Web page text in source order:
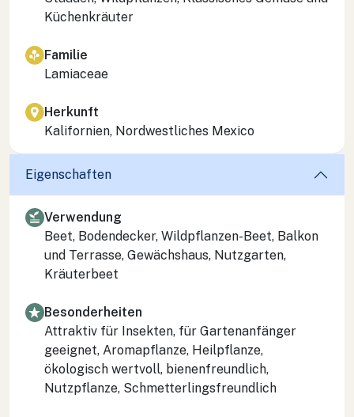
Küchenkräuter
Familie
Lamiaceae
Herkunft
Kalifornien, Nordwestliches Mexico
Eigenschaften
Verwendung
Beet, Bodendecker, Wildpflanzen-Beet, Balkon
und Terrasse, Gewächshaus, Nutzgarten,
Kräuterbeet
Besonderheiten
Attraktiv für Insekten, für Gartenanfänger
geeignet, Aromapflanze, Heilpflanze,
ökologisch wertvoll, bienenfreundlich,
Nutzpflanze, Schmetterlingsfreundlich